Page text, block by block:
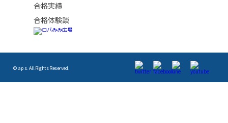
合格実績
合格体験談
© aps. All Rights Reserved.